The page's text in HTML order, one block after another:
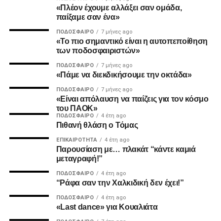
Ο Καμαρά έκρινε ακόμη ένα ματς του ΠΑΟΚ τη φετινή
Ατρόμητο και Λεβαδειακό.
Ο Τσακαλίδης δεν ήρθε αντιμέτωπος με κάποια δύσκολη
φάση. Καταλόγισε στο 21’ χωρίς δεύτερη σκέψη το
πέναλτι υπέρ του Παναιτωλικού για μαρκάρισμα του
Μιχαηλίδη και έβγαλε συνολικά από το τσεπάκι του επτά
ADVERTISEMENT
«Πλέον έχουμε αλλάξει σαν ομάδα,
παίξαμε σαν ένα»
ΠΟΔΌΣΦΑΙΡΟ 7 μήνες ago
«Το πιο σημαντικό είναι η αυτοπεποίθηση
των ποδοσφαιριστών»
ΠΟΔΌΣΦΑΙΡΟ 7 μήνες ago
«Πάμε να διεκδικήσουμε την οκτάδα»
ΠΟΔΌΣΦΑΙΡΟ 7 μήνες ago
«Είναι απόλαυση να παίζεις για τον κόσμο
του ΠΑΟΚ»
ΠΟΔΌΣΦΑΙΡΟ 4 έτη ago
Πιθανή θλάση ο Τόμας
ΕΠΙΚΑΙΡΌΤΗΤΑ 4 έτη ago
Παρουσίαση με… πλακάτ “κάντε καμιά
μεταγραφή!”
ΠΟΔΌΣΦΑΙΡΟ 4 έτη ago
“Ράφα σαν την Χαλκιδική δεν έχει!”
ΠΟΔΌΣΦΑΙΡΟ 4 έτη ago
«Last dance» για Κουαλιάτα